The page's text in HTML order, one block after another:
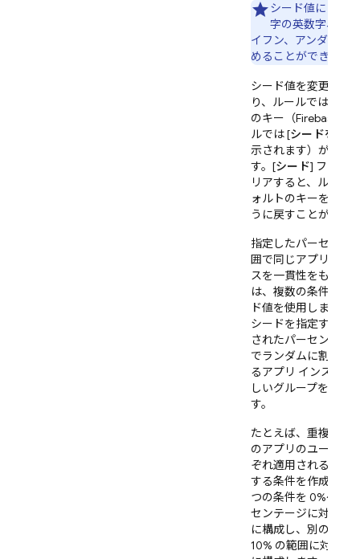
シード値には、1
字の英数字、ド
イフン、アンダース
めることができます
シード値を変更しな
り、ルールではデフ
のキー（Firebase
ルでは [シードを編集
示されます）が使用
す。[シード] フィー
リアすると、ルール
ォルトのキーを使用
うに戻すことができ
指定したパーセンテ
囲で同じアプリ イン
スを一貫性をもって
は、複数の条件で同
ド値を使用します。
シードを指定すると
されたパーセンテー
でランダムに割り当
るアプリ インスタン
しいグループを選択
す。
たとえば、重複しな
のアプリのユーザー
ぞれ適用される 2 つ
する条件を作成する
つの条件を 0%～5%
センテージに対応す
に構成し、別の条件
10% の範囲に対応す